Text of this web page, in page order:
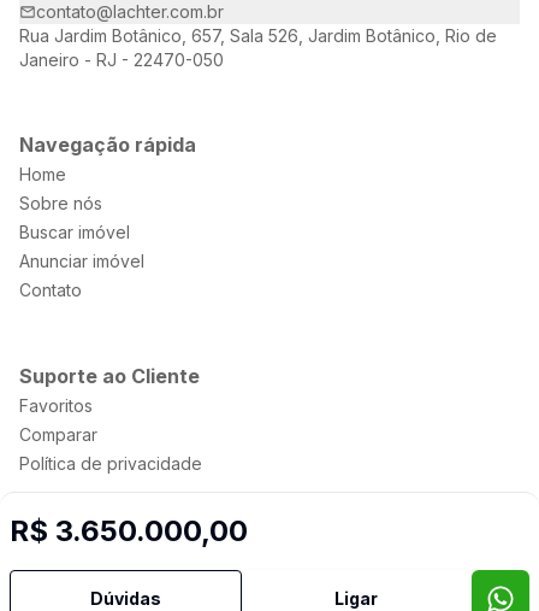
R$ 3.650.000,00
Dúvidas Ligar
contato@lachter.com.br
Rua Jardim Botânico, 657, Sala 526, Jardim Botânico, Rio de
Janeiro - RJ - 22470-050
Navegação rápida
Home
Sobre nós
Buscar imóvel
Anunciar imóvel
Contato
Suporte ao Cliente
Favoritos
Comparar
Política de privacidade
Selo de Tecnologia Loft